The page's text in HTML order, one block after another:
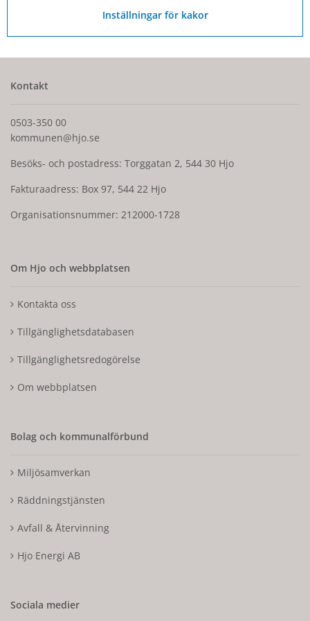
Kontakt
0503-350 00
kommunen@hjo.se
Besöks- och postadress: Torggatan 2, 544 30 Hjo
Fakturaadress: Box 97, 544 22 Hjo
Organisationsnummer: 212000-1728
Om Hjo och webbplatsen
Kontakta oss
Tillgänglighetsdatabasen
Tillgänglighetsredogörelse
Om webbplatsen
Bolag och kommunalförbund
Miljösamverkan
Räddningstjänsten
Avfall & Återvinning
Hjo Energi AB
Sociala medier
Inställningar för kakor